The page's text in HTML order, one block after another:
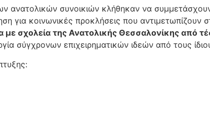
ανατολικών συνοικιών κλήθηκαν να
για κοινωνικές προκλήσεις που
με σχολεία της Ανατολικής Θεσσαλονίκης από
σύγχρονων επιχειρηματικών ιδεών από τους